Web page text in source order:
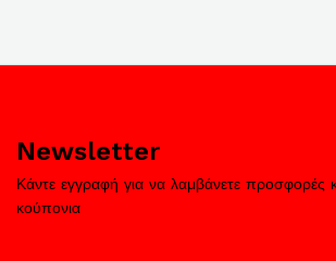
Newsletter
Κάντε εγγραφή για να λαμβάνετε προσφορές
κούπονια